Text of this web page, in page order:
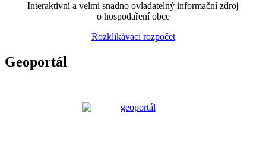
Interaktivní a velmi snadno ovladatelný informační zdroj
o hospodaření obce
Rozklikávací rozpočet
Geoportál